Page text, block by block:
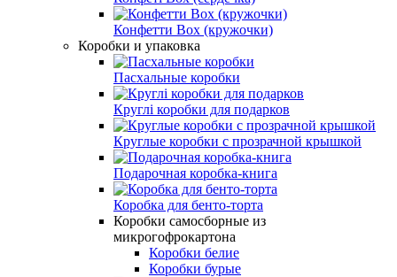
Конфетти Box (кружочки)
Коробки и упаковка
Пасхальные коробки
Круглі коробки для подарков
Круглые коробки с прозрачной крышкой
Подарочная коробка-книга
Коробка для бенто-торта
Коробки самосборные из
микрогофрокартона
Коробки белие
Коробки бурые